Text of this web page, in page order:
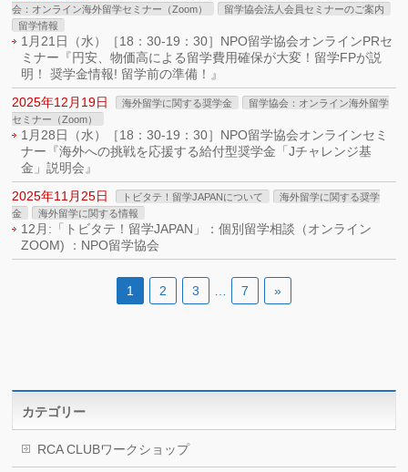
会：オンライン海外留学セミナー（Zoom）
留学協会法人会員セミナーのご案内
留学情報
1月21日（水）［18：30-19：30］NPO留学協会オンラインPRセ
ミナー『円安、物価高による留学費用確保が大変！留学FPが説
明！ 奨学金情報! 留学前の準備！』
2025年12月19日
海外留学に関する奨学金
留学協会：オンライン海外留学
セミナー（Zoom）
1月28日（水）［18：30-19：30］NPO留学協会オンラインセミ
ナー『海外への挑戦を応援する給付型奨学金「Jチャレンジ基
金」説明会』
2025年11月25日
トビタテ！留学JAPANについて
海外留学に関する奨学
金
海外留学に関する情報
12月:「トビタテ！留学JAPAN」：個別留学相談（オンライン
ZOOM) ：NPO留学協会
1 2 3 7 »
カテゴリー
RCA CLUBワークショップ